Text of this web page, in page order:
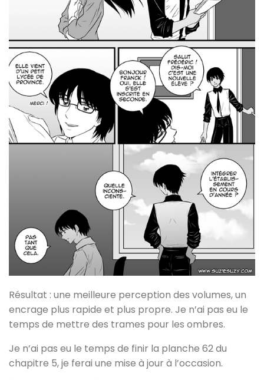
Résultat : une meilleure perception des volumes, un
encrage plus rapide et plus propre. Je n’ai pas eu le
temps de mettre des trames pour les ombres.
Je n’ai pas eu le temps de finir la planche 62 du
chapitre 5, je ferai une mise à jour à l’occasion.